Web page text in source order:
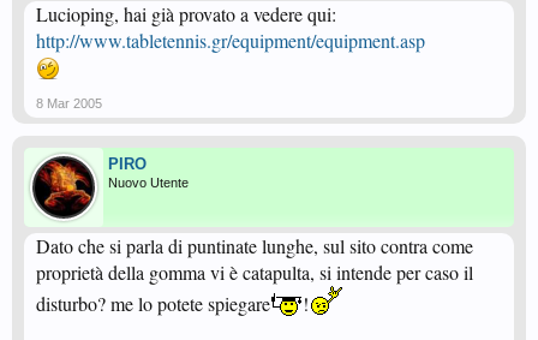
Lucioping, hai già provato a vedere qui:
http://www.tabletennis.gr/equipment/equipment.asp
8 Mar 2005
PIRO
Nuovo Utente
Dato che si parla di puntinate lunghe, sul sito contra come
proprietà della gomma vi è catapulta, si intende per caso il
disturbo? me lo potete spiegare
!